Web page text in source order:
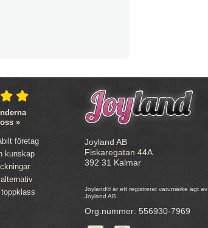
»
företag
kunskap
Joyland AB
Fiskaregatan 44A
392 31 Kalmar
Joyland® är ett registrerat varumärke ägt av
Joyland AB.
Org.nummer: 556930-7969